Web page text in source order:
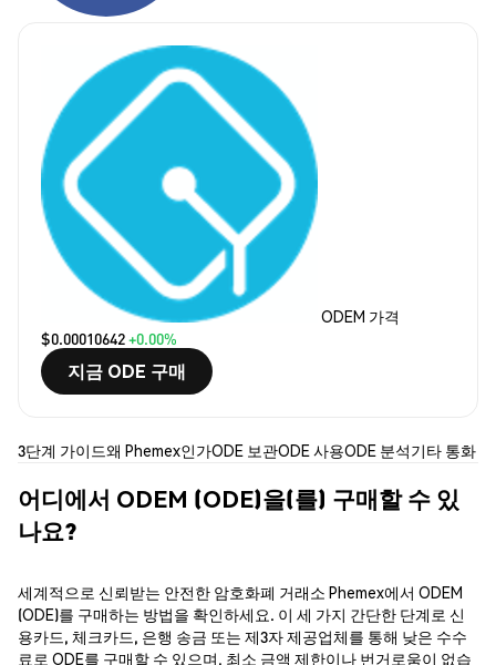
ODEM 가격
$0.00010642+0.00%
지금 ODE 구매
3단계 가이드왜 Phemex인가ODE 보관ODE 사용ODE 분석기타 통화
어디에서 ODEM (ODE)을(를) 구매할 수 있
나요?
세계적으로 신뢰받는 안전한 암호화폐 거래소 Phemex에서 ODEM
(ODE)를 구매하는 방법을 확인하세요. 이 세 가지 간단한 단계로 신
용카드, 체크카드, 은행 송금 또는 제3자 제공업체를 통해 낮은 수수
료로 ODE를 구매할 수 있으며, 최소 금액 제한이나 번거로움이 없습